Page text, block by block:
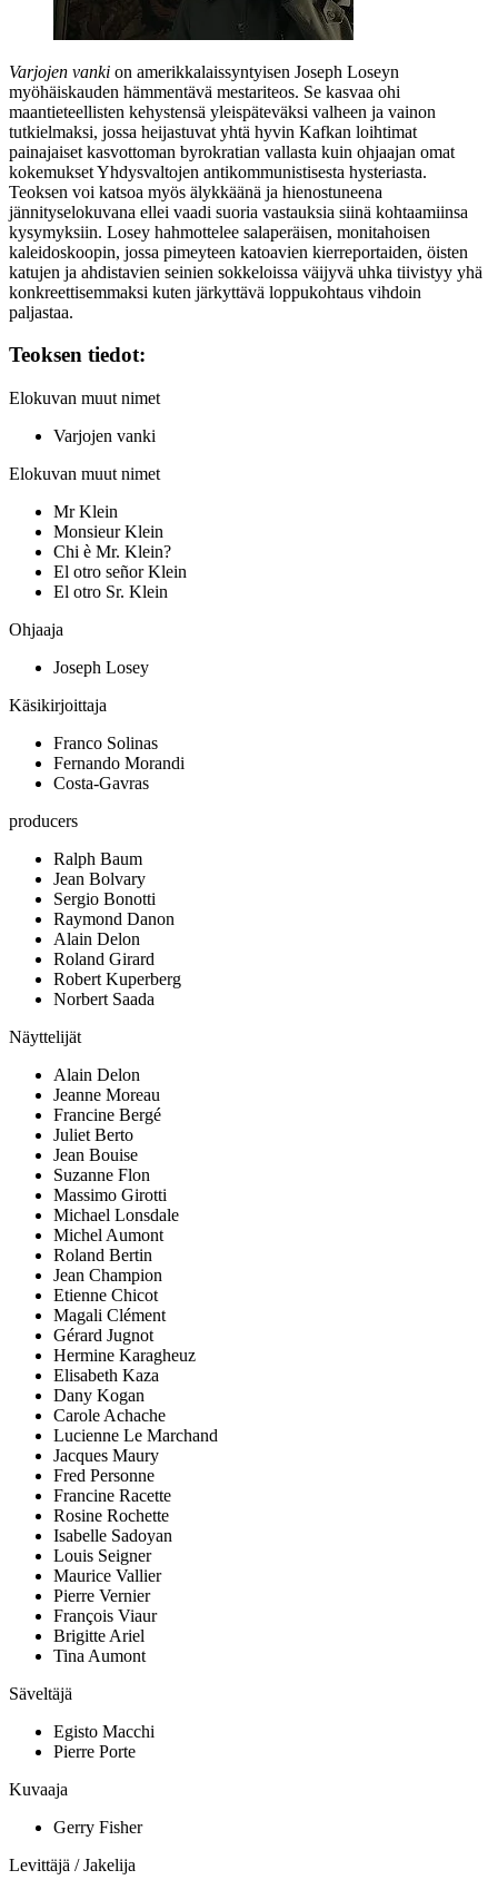
Varjojen vanki on amerikkalaissyntyisen Joseph Loseyn
myöhäiskauden hämmentävä mestariteos. Se kasvaa ohi
maantieteellisten kehystensä yleispäteväksi valheen ja vainon
tutkielmaksi, jossa heijastuvat yhtä hyvin Kafkan loihtimat
painajaiset kasvottoman byrokratian vallasta kuin ohjaajan omat
kokemukset Yhdysvaltojen antikommunistisesta hysteriasta.
Teoksen voi katsoa myös älykkäänä ja hienostuneena
jännityselokuvana ellei vaadi suoria vastauksia siinä kohtaamiinsa
kysymyksiin. Losey hahmottelee salaperäisen, monitahoisen
kaleidoskoopin, jossa pimeyteen katoavien kierreportaiden, öisten
katujen ja ahdistavien seinien sokkeloissa väijyvä uhka tiivistyy yhä
konkreettisemmaksi kuten järkyttävä loppukohtaus vihdoin
paljastaa.
Teoksen tiedot:
Elokuvan muut nimet
Varjojen vanki
Elokuvan muut nimet
Mr Klein
Monsieur Klein
Chi è Mr. Klein?
El otro señor Klein
El otro Sr. Klein
Ohjaaja
Joseph Losey
Käsikirjoittaja
Franco Solinas
Fernando Morandi
Costa-Gavras
producers
Ralph Baum
Jean Bolvary
Sergio Bonotti
Raymond Danon
Alain Delon
Roland Girard
Robert Kuperberg
Norbert Saada
Näyttelijät
Alain Delon
Jeanne Moreau
Francine Bergé
Juliet Berto
Jean Bouise
Suzanne Flon
Massimo Girotti
Michael Lonsdale
Michel Aumont
Roland Bertin
Jean Champion
Etienne Chicot
Magali Clément
Gérard Jugnot
Hermine Karagheuz
Elisabeth Kaza
Dany Kogan
Carole Achache
Lucienne Le Marchand
Jacques Maury
Fred Personne
Francine Racette
Rosine Rochette
Isabelle Sadoyan
Louis Seigner
Maurice Vallier
Pierre Vernier
François Viaur
Brigitte Ariel
Tina Aumont
Säveltäjä
Egisto Macchi
Pierre Porte
Kuvaaja
Gerry Fisher
Levittäjä / Jakelija